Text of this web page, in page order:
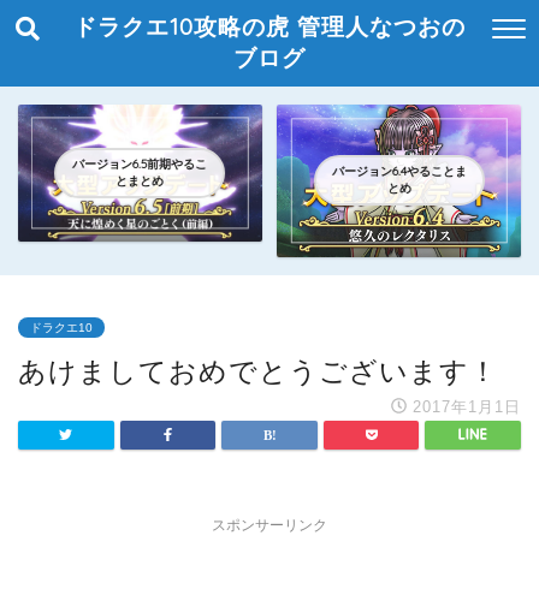
ドラクエ10攻略の虎 管理人なつおの
ブログ
バージョン6.5前期やるこ
とまとめ
バージョン6.4やることま
とめ
ドラクエ10
あけましておめでとうございます！
2017年1月1日
スポンサーリンク